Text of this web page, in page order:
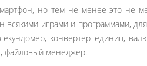
но тем не менее это не
всякими играми и программами,
секундомер, конвертер единиц,
файловый менеджер.